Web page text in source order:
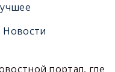
Новости
портал, где